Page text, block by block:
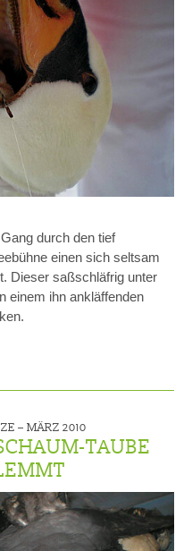
durch den tief
einen sich seltsam
Dieser saßschläfrig unter
einem ihn ankläffenden
– MÄRZ 2010
TAUBE